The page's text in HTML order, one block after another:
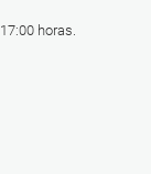
horas.